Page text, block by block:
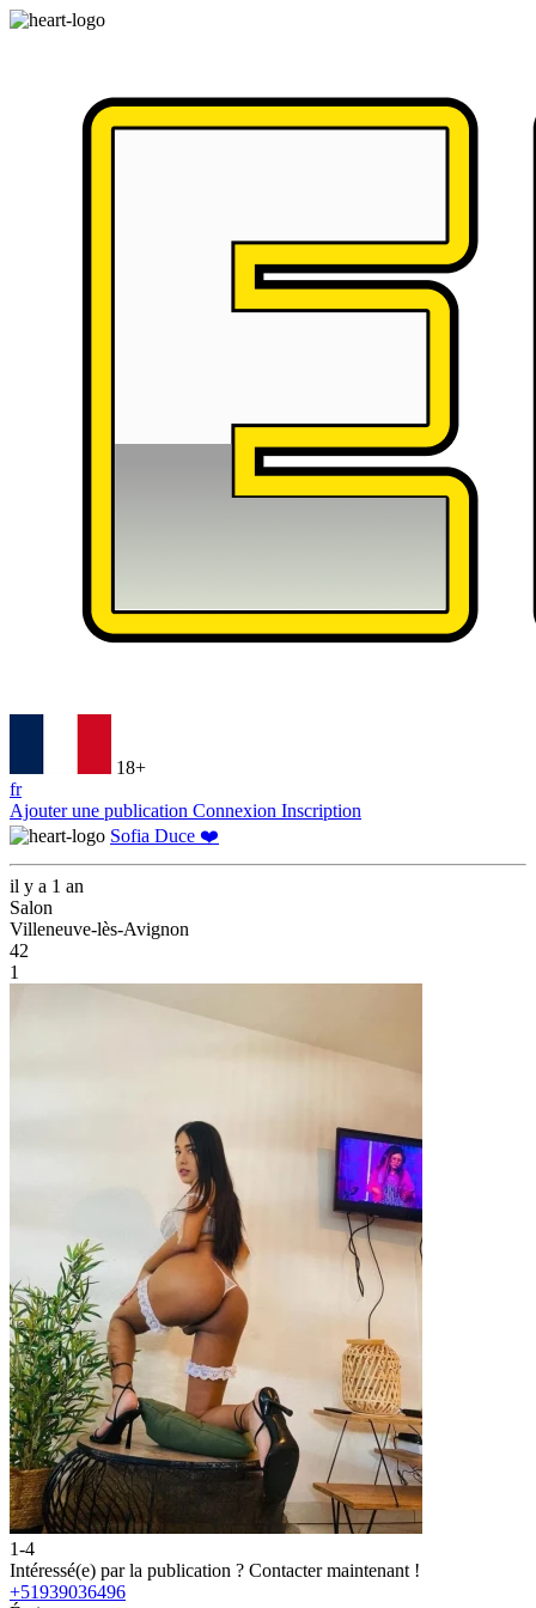
18+
fr
Ajouter une publication Connexion Inscription
Sofia Duce ❤️
il y a 1 an
Salon
Villeneuve-lès-Avignon
42
1
1-4
Intéressé(e) par la publication ? Contacter maintenant !
+51939036496